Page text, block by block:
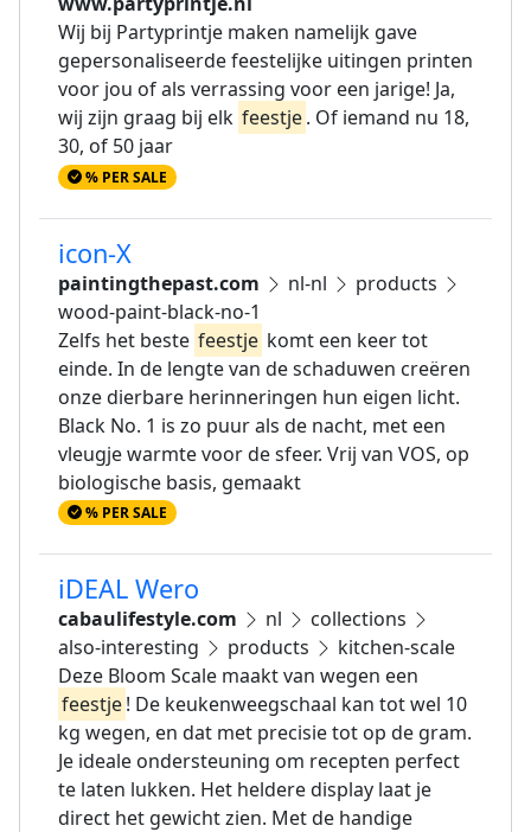
Wij bij Partyprintje maken namelijk gave
gepersonaliseerde feestelijke uitingen printen
voor jou of als verrassing voor een jarige! Ja,
wij zijn graag bij elk feestje. Of iemand nu 18,
30, of 50 jaar
% PER SALE
icon-X
paintingthepast.com nl-nl
products
wood-paint-black-no-1
Zelfs het beste feestje komt een keer tot
einde. In de lengte van de schaduwen creëren
onze dierbare herinneringen hun eigen licht.
Black No. 1 is zo puur als de nacht, met een
vleugje warmte voor de sfeer. Vrij van VOS, op
biologische basis, gemaakt
% PER SALE
iDEAL Wero
cabaulifestyle.com nl
collections
also-interesting
products
kitchen-scale
Deze Bloom Scale maakt van wegen een
feestje! De keukenweegschaal kan tot wel 10
kg wegen, en dat met precisie tot op de gram.
Je ideale ondersteuning om recepten perfect
te laten lukken. Het heldere display laat je
direct het gewicht zien. Met de handige